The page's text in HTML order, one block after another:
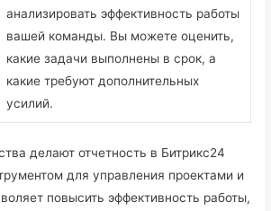
анализировать эффективность работы
вашей команды. Вы можете оценить,
какие задачи выполнены в срок, а
какие требуют дополнительных
усилий.
делают отчетность в Битрикс24
для управления проектами и
повысить эффективность работы,